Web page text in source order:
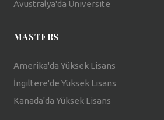
Avustralya'da Üniversite
MASTERS
Amerika'da Yüksek Lisans
İngiltere'de Yüksek Lisans
Kanada'da Yüksek Lisans